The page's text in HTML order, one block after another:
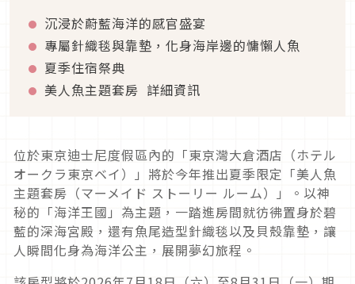
沉浸於蔚藍海洋的感官盛宴
專屬針織毯與靠墊，化身海岸邊的慵懶人魚
夏季住宿祭典
美人魚主題套房 詳細資訊
位於東京迪士尼度假區內的「東京灣大倉酒店（ホテル
オークラ東京ベイ）」將於今年推出夏季限定「美人魚
主題套房（マーメイド ストーリー ルーム）」。以神
秘的「海洋王國」為主題，一踏進房間就彷彿置身於碧
藍的深海宮殿，還有魚尾造型針織毯以及貝殼靠墊，讓
人瞬間化身為海洋公主，展開夢幻旅程。